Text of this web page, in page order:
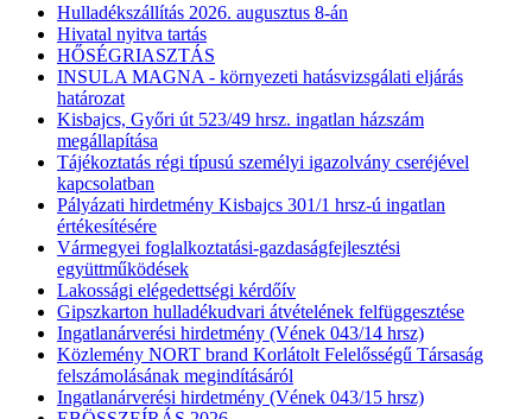
Hulladékszállítás 2026. augusztus 8-án
Hivatal nyitva tartás
HŐSÉGRIASZTÁS
INSULA MAGNA - környezeti hatásvizsgálati eljárás
határozat
Kisbajcs, Győri út 523/49 hrsz. ingatlan házszám
megállapítása
Tájékoztatás régi típusú személyi igazolvány cseréjével
kapcsolatban
Pályázati hirdetmény Kisbajcs 301/1 hrsz-ú ingatlan
értékesítésére
Vármegyei foglalkoztatási-gazdaságfejlesztési
együttműködések
Lakossági elégedettségi kérdőív
Gipszkarton hulladékudvari átvételének felfüggesztése
Ingatlanárverési hirdetmény (Vének 043/14 hrsz)
Közlemény NORT brand Korlátolt Felelősségű Társaság
felszámolásának megindításáról
Ingatlanárverési hirdetmény (Vének 043/15 hrsz)